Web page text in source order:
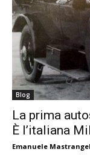
Blog
La prima
È l’italiana
Emanuele